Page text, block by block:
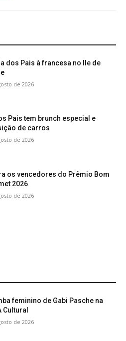
dos Pais à francesa no Ile de
de 2026
Pais tem brunch especial e
de carros
de 2026
os vencedores do Prêmio Bom
2026
de 2026
feminino de Gabi Pasche na
Cultural
de 2026